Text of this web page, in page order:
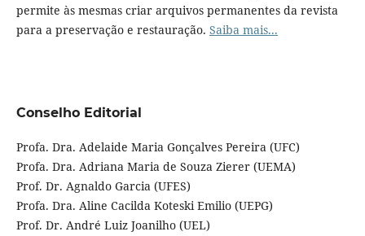
permite às mesmas criar arquivos permanentes da revista
para a preservação e restauração. Saiba mais...
Conselho Editorial
Profa. Dra. Adelaide Maria Gonçalves Pereira (UFC)
Profa. Dra. Adriana Maria de Souza Zierer (UEMA)
Prof. Dr. Agnaldo Garcia (UFES)
Profa. Dra. Aline Cacilda Koteski Emilio (UEPG)
Prof. Dr. André Luiz Joanilho (UEL)